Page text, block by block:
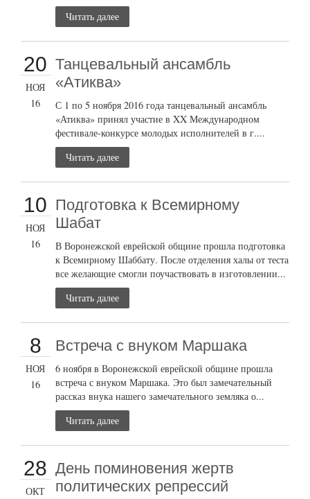
Читать далее
20
НОЯ
16
Танцевальный ансамбль
«Атиква»
С 1 по 5 ноября 2016 года танцевальный ансамбль
«Атиква» принял участие в XX Международном
фестивале-конкурсе молодых исполнителей в г....
Читать далее
10
НОЯ
16
Подготовка к Всемирному
Шабат
В Воронежской еврейской общине прошла подготовка
к Всемирному Шаббату. После отделения халы от теста
все желающие смогли поучаствовать в изготовлении...
Читать далее
8
НОЯ
16
Встреча с внуком Маршака
6 ноября в Воронежской еврейской общине прошла
встреча с внуком Маршака. Это был замечательный
рассказ внука нашего замечательного земляка о...
Читать далее
28
ОКТ
День поминовения жертв
политических репрессий